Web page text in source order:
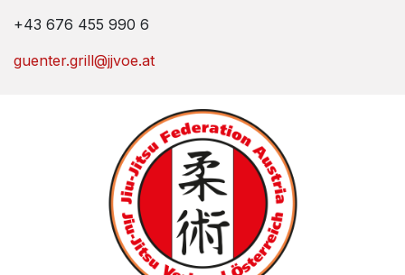
+43 676 455 990 6
guenter.grill@jjvoe.at